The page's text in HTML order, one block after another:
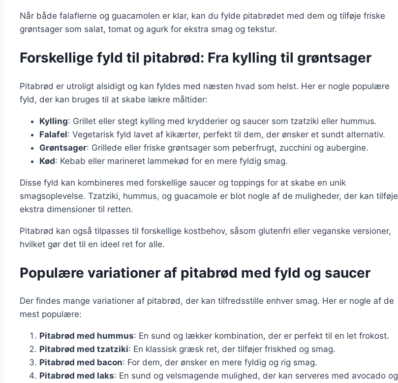
Når både falaflerne og guacamolen er klar, kan du fylde pitabrødet med dem og tilføje friske
grøntsager som salat, tomat og agurk for ekstra smag og tekstur.
Forskellige fyld til pitabrød: Fra kylling til grøntsager
Pitabrød er utroligt alsidigt og kan fyldes med næsten hvad som helst. Her er nogle populære
fyld, der kan bruges til at skabe lækre måltider:
Kylling: Grillet eller stegt kylling med krydderier og saucer som tzatziki eller hummus.
Falafel: Vegetarisk fyld lavet af kikærter, perfekt til dem, der ønsker et sundt alternativ.
Grøntsager: Grillede eller friske grøntsager som peberfrugt, zucchini og aubergine.
Kød: Kebab eller marineret lammekød for en mere fyldig smag.
Disse fyld kan kombineres med forskellige saucer og toppings for at skabe en unik
smagsoplevelse. Tzatziki, hummus, og guacamole er blot nogle af de muligheder, der kan tilføje
ekstra dimensioner til retten.
Pitabrød kan også tilpasses til forskellige kostbehov, såsom glutenfri eller veganske versioner,
hvilket gør det til en ideel ret for alle.
Populære variationer af pitabrød med fyld og saucer
Der findes mange variationer af pitabrød, der kan tilfredsstille enhver smag. Her er nogle af de
mest populære:
Pitabrød med hummus: En sund og lækker kombination, der er perfekt til en let frokost.
Pitabrød med tzatziki: En klassisk græsk ret, der tilføjer friskhed og smag.
Pitabrød med bacon: For dem, der ønsker en mere fyldig og rig smag.
Pitabrød med laks: En sund og velsmagende mulighed, der kan serveres med avocado og